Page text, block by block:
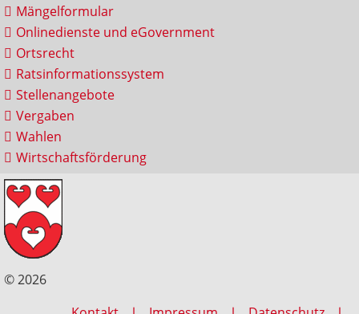
Mängelformular
Onlinedienste und eGovernment
Ortsrecht
Ratsinformationssystem
Stellenangebote
Vergaben
Wahlen
Wirtschaftsförderung
© 2026